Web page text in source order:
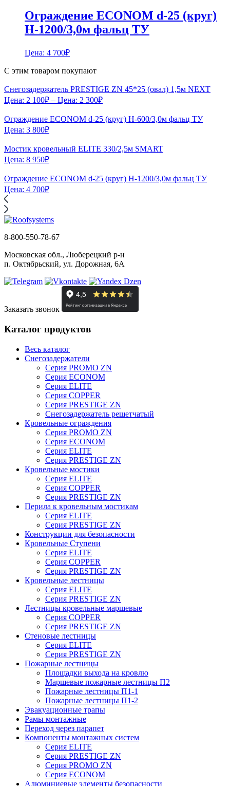
Ограждение ECONOM d-25 (круг)
H-1200/3,0м фальц ТУ
Цена: 4 700₽
С этим товаром покупают
Снегозадержатель PRESTIGE ZN 45*25 (овал) 1,5м NEXT
Цена: 2 100₽ – Цена: 2 300₽
Ограждение ECONOM d-25 (круг) H-600/3,0м фальц ТУ
Цена: 3 800₽
Мостик кровельный ELITE 330/2,5м SMART
Цена: 8 950₽
Ограждение ECONOM d-25 (круг) H-1200/3,0м фальц ТУ
Цена: 4 700₽
8-800-550-78-67
Московская обл., Люберецкий р-н
п. Октябрьский, ул. Дорожная, 6А
Заказать звонок
Каталог продуктов
Весь каталог
Снегозадержатели
Серия PROMO ZN
Серия ECONOM
Серия ELITE
Серия COPPER
Серия PRESTIGE ZN
Снегозадержатель решетчатый
Кровельные ограждения
Серия PROMO ZN
Серия ECONOM
Серия ELITE
Серия PRESTIGE ZN
Кровельные мостики
Серия ELITE
Серия COPPER
Серия PRESTIGE ZN
Перила к кровельным мостикам
Серия ELITE
Серия PRESTIGE ZN
Конструкции для безопасности
Кровельные Ступени
Серия ELITE
Серия COPPER
Серия PRESTIGE ZN
Кровельные лестницы
Серия ELITE
Серия PRESTIGE ZN
Лестницы кровельные маршевые
Серия COPPER
Серия PRESTIGE ZN
Стеновые лестницы
Серия ELITE
Серия PRESTIGE ZN
Пожарные лестницы
Площадки выхода на кровлю
Маршевые пожарные лестницы П2
Пожарные лестницы П1-1
Пожарные лестницы П1-2
Эвакуационные трапы
Рамы монтажные
Переход через парапет
Компоненты монтажных систем
Серия ELITE
Серия PRESTIGE ZN
Серия PROMO ZN
Серия ECONOM
Алюминиевые элементы безопасности